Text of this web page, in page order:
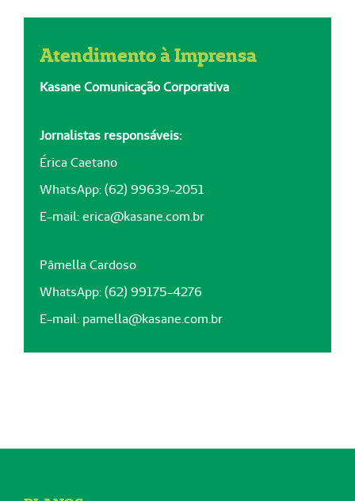
Atendimento à Imprensa
Kasane Comunicação Corporativa
Jornalistas responsáveis:
Érica Caetano
WhatsApp: (62) 99639-2051
E-mail:erica@kasane.com.br
Pâmella Cardoso
WhatsApp: (62) 99175-4276
E-mail: pamella@kasane.com.br